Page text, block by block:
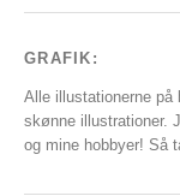
GRAFIK:
Alle illustationerne på
skønne illustrationer.
og mine hobbyer! Så